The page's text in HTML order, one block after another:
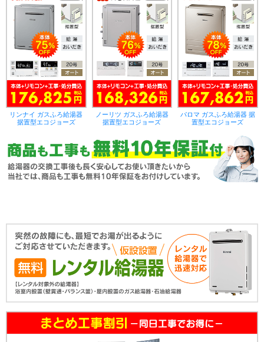
リンナイ ガスふろ給湯器
据置型エコジョーズ
ノーリツ ガスふろ給湯器
据置型エコジョーズ
パロマ ガスふろ給湯器 据
置型エコジョーズ